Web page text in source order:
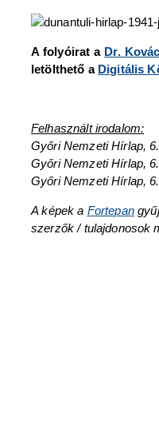
A folyóirat a Dr.
letölthető a Digitális
Felhasznált irodalom:
Győri Nemzeti Hírlap,
Győri Nemzeti Hírlap,
Győri Nemzeti Hírlap,
A képek a Fortepan
szerzők / tulajdonosok